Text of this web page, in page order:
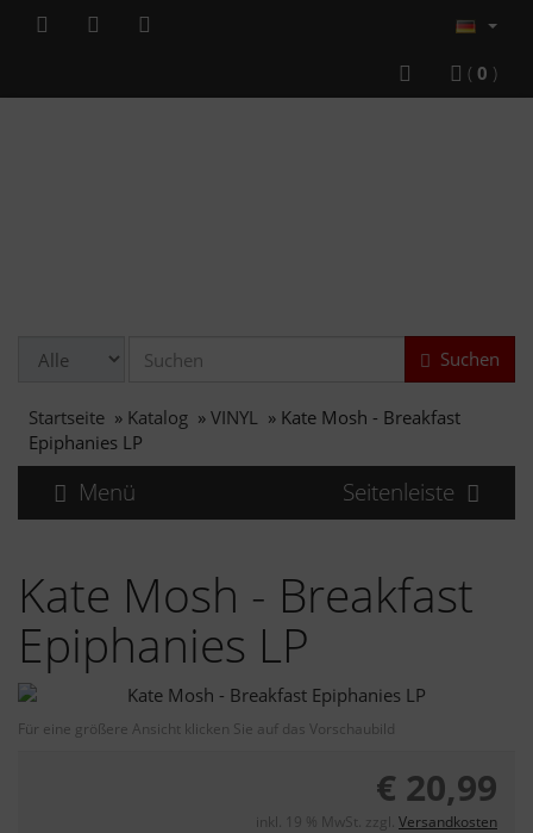
( 0 )
Suchen
Startseite » Katalog » VINYL » Kate Mosh - Breakfast
Epiphanies LP
Menü Seitenleiste
Kate Mosh - Breakfast
Epiphanies LP
Für eine größere Ansicht klicken Sie auf das Vorschaubild
€ 20,99
inkl. 19 % MwSt. zzgl. Versandkosten